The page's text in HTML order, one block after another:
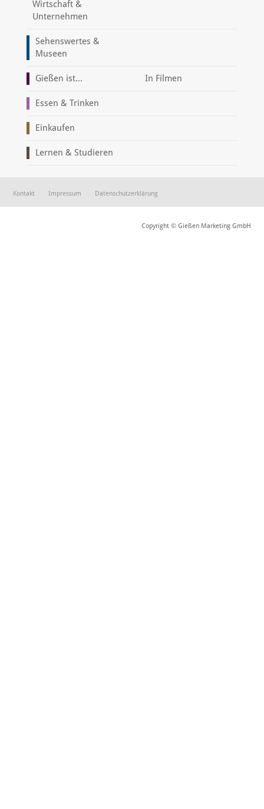
Wirtschaft &
Unternehmen
Sehenswertes &
Museen
Gießen ist... In Filmen
Essen & Trinken
Einkaufen
Lernen & Studieren
Kontakt Impressum Datenschutzerklärung
Copyright © Gießen Marketing GmbH